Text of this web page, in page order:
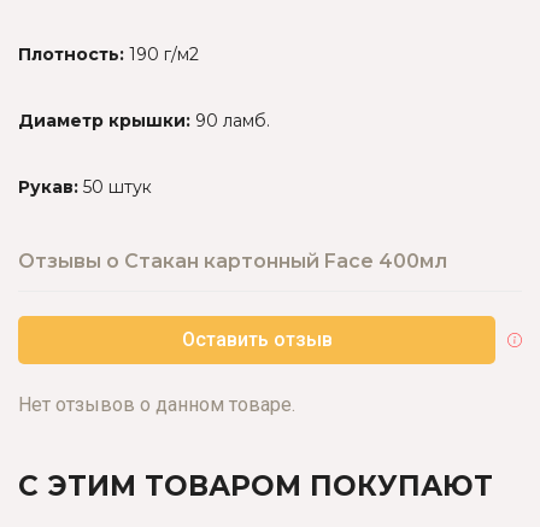
Плотность: 190 г/м2
Диаметр крышки: 90 ламб.
Рукав: 50 штук
Отзывы о Стакан картонный Face 400мл
Оставить отзыв
Нет отзывов о данном товаре.
С ЭТИМ ТОВАРОМ ПОКУПАЮТ